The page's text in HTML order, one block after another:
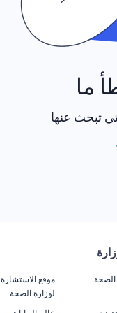
ما
تبحث عنها
الصحة
موقع الاستشارة
لوزارة الصحة